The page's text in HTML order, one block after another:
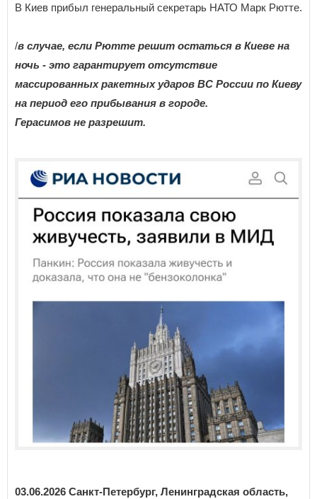
В Киев прибыл генеральный секретарь НАТО Марк Рютте.
/в случае, если Рютте решит остаться в Киеве на
ночь - это гарантирует отсутствие
массированных ракетных ударов ВС России по Киеву
на период его прибывания в городе.
Герасимов не разрешит.
03.06.2026 Санкт-Петербург, Ленинградская область,